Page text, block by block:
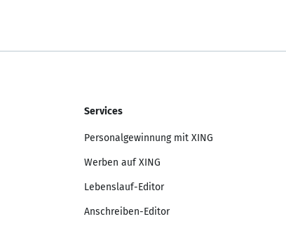
Services
Personalgewinnung mit XING
Werben auf XING
Lebenslauf-Editor
Anschreiben-Editor